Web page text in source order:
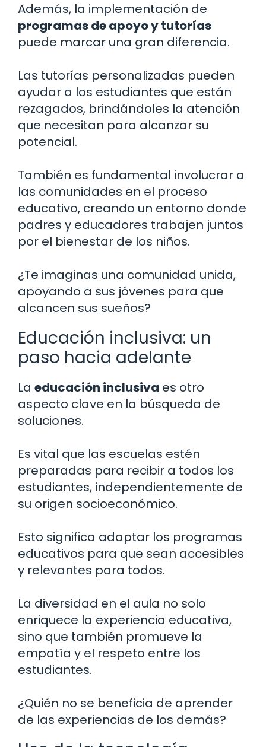
Además, la implementación de
programas de apoyo y tutorías
puede marcar una gran diferencia.
Las tutorías personalizadas pueden
ayudar a los estudiantes que están
rezagados, brindándoles la atención
que necesitan para alcanzar su
potencial.
También es fundamental involucrar a
las comunidades en el proceso
educativo, creando un entorno donde
padres y educadores trabajen juntos
por el bienestar de los niños.
¿Te imaginas una comunidad unida,
apoyando a sus jóvenes para que
alcancen sus sueños?
Educación inclusiva: un
paso hacia adelante
La educación inclusiva es otro
aspecto clave en la búsqueda de
soluciones.
Es vital que las escuelas estén
preparadas para recibir a todos los
estudiantes, independientemente de
su origen socioeconómico.
Esto significa adaptar los programas
educativos para que sean accesibles
y relevantes para todos.
La diversidad en el aula no solo
enriquece la experiencia educativa,
sino que también promueve la
empatía y el respeto entre los
estudiantes.
¿Quién no se beneficia de aprender
de las experiencias de los demás?